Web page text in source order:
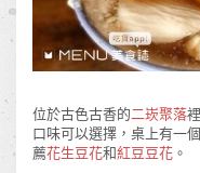
位於古色古香的二崁聚落
口味可以選擇，桌上有一
薦花生豆花和紅豆豆花 。